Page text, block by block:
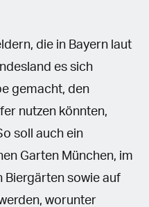
die in Bayern laut
es sich
gemacht, den
nutzen könnten,
soll auch ein
Garten München, im
Biergärten sowie auf
worunter